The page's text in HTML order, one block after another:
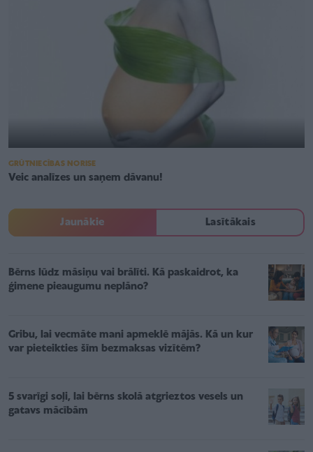
GRŪTNIECĪBAS NORISE
Veic analīzes un saņem dāvanu!
Jaunākie Lasītākais
Bērns lūdz māsiņu vai brālīti. Kā paskaidrot, ka
ģimene pieaugumu neplāno?
Gribu, lai vecmāte mani apmeklē mājās. Kā un kur
var pieteikties šīm bezmaksas vizītēm?
5 svarīgi soļi, lai bērns skolā atgrieztos vesels un
gatavs mācībām